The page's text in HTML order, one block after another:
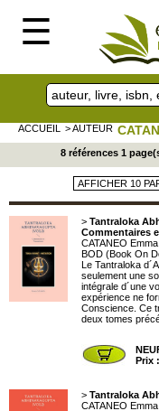
☰
ACCUEIL > AUTEUR
8 références 1
> Tantraloka
Commentaires
CATANEO Emma
BOD (Book On
Le Tantraloka
seulement une
intégrale d´une
expérience ne
Conscience. Ce
deux tomes
Prix
> Tantraloka
CATANEO Emma